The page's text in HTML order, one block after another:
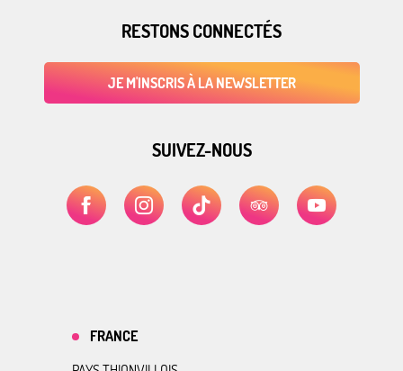
RESTONS CONNECTÉS
JE M'INSCRIS À LA NEWSLETTER
SUIVEZ-NOUS
FRANCE